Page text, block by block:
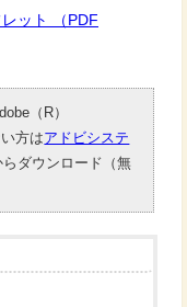
ット （PDF
（R）
方はアドビシステ
らダウンロード（無